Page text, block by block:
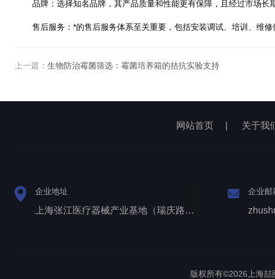
品牌 ：选择知名品牌，其产品质量和性能更有保障，且经过市场长
售后服务 ：*的售后服务体系至关重要，包括安装调试、培训、维
上一篇： 生物防治霉菌筛选：霉菌培养箱的拮抗实验支持
网站首页 关于我
企业地址
上海张江医疗器械产业基地（瑞庆路528号）
企业邮
版权所有©2026上海